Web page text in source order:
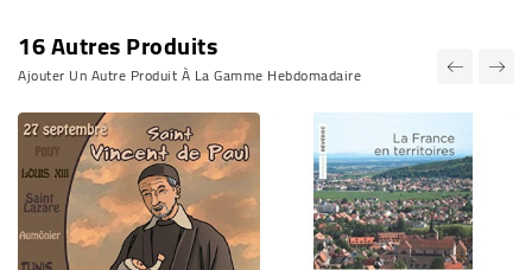
16 Autres Produits
Ajouter Un Autre Produit À La Gamme Hebdomadaire